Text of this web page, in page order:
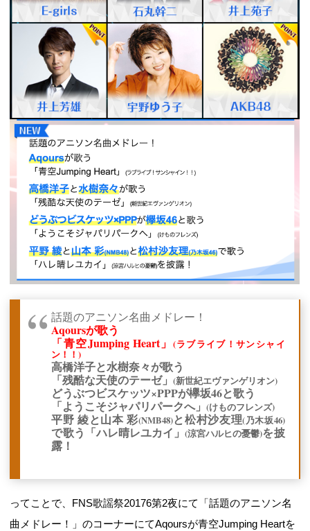
話題のアニソン名曲メドレー！
Aqoursが歌う
「青空Jumping Heart」 (ラブライブ！サンシャイ
ン！！)
高橋洋子と水樹奈々が歌う
「残酷な天使のテーゼ」(新世紀エヴァンゲリオン)
どうぶつビスケッツ×PPPが欅坂46と歌う
「ようこそジャパリパークへ」(けものフレンズ)
平野 綾と山本 彩(NMB48)と松村沙友理(乃木坂46)
で歌う「ハレ晴レユカイ」(涼宮ハルヒの憂鬱)を披
露！
ってことで、FNS歌謡祭20176第2夜にて「話題のアニソン名
曲メドレー！」のコーナーにてAqoursが青空Jumping Heartを